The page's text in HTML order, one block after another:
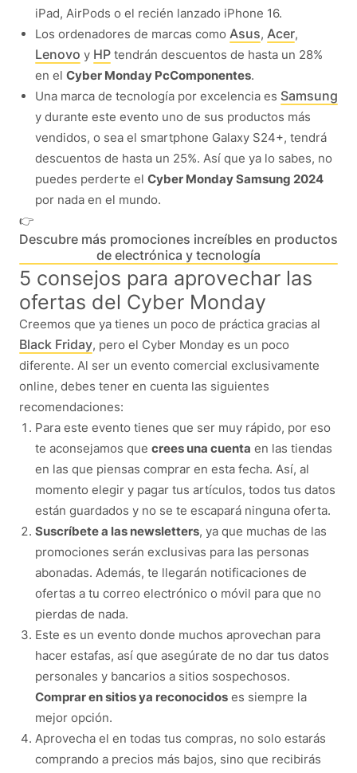
iPad, AirPods o el recién lanzado iPhone 16.
Los ordenadores de marcas como Asus, Acer,
Lenovo y HP tendrán descuentos de hasta un 28%
en el Cyber Monday PcComponentes.
Una marca de tecnología por excelencia es Samsung
y durante este evento uno de sus productos más
vendidos, o sea el smartphone Galaxy S24+, tendrá
descuentos de hasta un 25%. Así que ya lo sabes, no
puedes perderte el Cyber Monday Samsung 2024
por nada en el mundo.
👉
Descubre más promociones increíbles en productos
de electrónica y tecnología
5 consejos para aprovechar las
ofertas del Cyber Monday
Creemos que ya tienes un poco de práctica gracias al
Black Friday, pero el Cyber Monday es un poco
diferente. Al ser un evento comercial exclusivamente
online, debes tener en cuenta las siguientes
recomendaciones:
Para este evento tienes que ser muy rápido, por eso
te aconsejamos que crees una cuenta en las tiendas
en las que piensas comprar en esta fecha. Así, al
momento elegir y pagar tus artículos, todos tus datos
están guardados y no se te escapará ninguna oferta.
Suscríbete a las newsletters, ya que muchas de las
promociones serán exclusivas para las personas
abonadas. Además, te llegarán notificaciones de
ofertas a tu correo electrónico o móvil para que no
pierdas de nada.
Este es un evento donde muchos aprovechan para
hacer estafas, así que asegúrate de no dar tus datos
personales y bancarios a sitios sospechosos.
Comprar en sitios ya reconocidos es siempre la
mejor opción.
Aprovecha el en todas tus compras, no solo estarás
comprando a precios más bajos, sino que recibirás